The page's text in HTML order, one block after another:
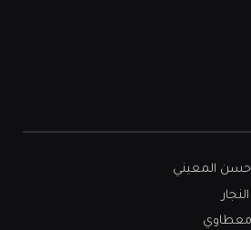
حسن المعيني
معطاوي